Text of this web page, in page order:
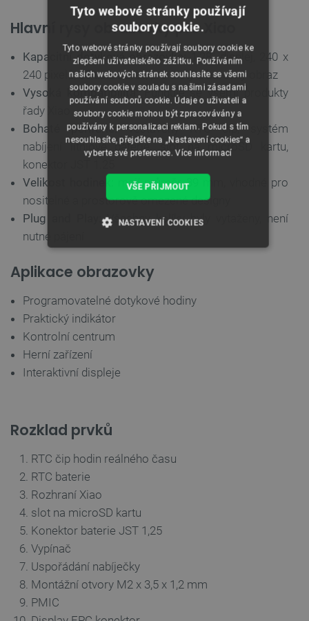
Hlavní rysy obrazovky pro Xiao
Kapacitní dotyková obrazovka:1,28" displej, 240 x
240 pixelů, 65 tisíc barev, pro čistý a barevný obraz
Vysoká kompatibilita:Funguje se všemi produkty
řady Xiao
Bohaté periferie:vestavěný RTC čip, systém
nabíjení lithiové baterie, slot na microSD kartu,
konektor JST 1.25
Velikost hodinek:
mají průměr 39 mm, vhodné pro
nositelné a prostorově omezené designy
Plug and Play: Všechny kolíky byly vytaženy, není
nutné pájení
Aplikace obrazovky
Programovatelné dotykové hodiny
Praktický indikátor
Kontrolní centrum
Herní zařízení
Interaktivní displeje
Rozklad prvků
RTC čip hodin reálného času
RTC baterie
Rozhraní Xiao
slot na microSD kartu
Konektor baterie JST 1,25
Vypínač
Uspořádání nabíječky
Montážní otvory M2 x 3,5 x 1,2 mm
PMIC
Tyto webové stránky používají
soubory cookie.
Tyto webové stránky používají soubory cookie ke
zlepšení uživatelského zážitku. Používáním
našich webových stránek souhlasíte se všemi
soubory cookie v souladu s našimi zásadami
používání souborů cookie. Údaje o uživateli a
soubory cookie mohou být zpracovávány a
používány k personalizaci reklam. Pokud s tím
nesouhlasíte, přejděte na „Nastavení cookies“ a
vyberte své preference.Více informací
VŠE PŘIJMOUT
NASTAVENÍ COOKIES
SOUBORY CÍLENÍ
FUNKČNÍ SOUBORY
Soubory cílení
Nezbytně nutné soubory cookie umožňují základní
funkce webových stránek, jako je přihlášení
uživatele a správa účtu. Webové stránky nelze bez
nezbytně nutných souborů cookie správně používat.
Název